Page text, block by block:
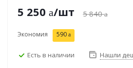
5 250 /шт 5 840
Экономия 590
Есть в наличии Нашли